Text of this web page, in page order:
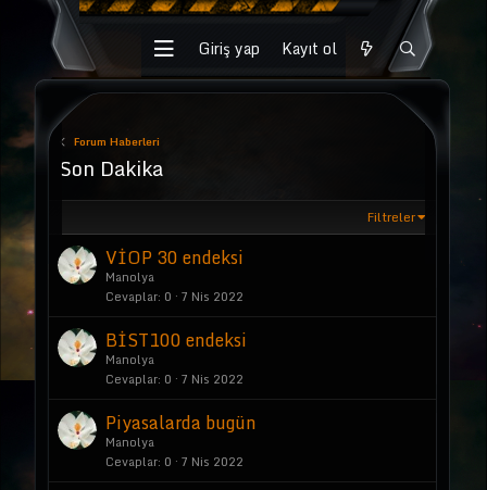
Giriş yap Kayıt ol
Forum Haberleri
Son Dakika
Filtreler
VİOP 30 endeksi
Manolya
Cevaplar 0 7 Nis 2022
BİST100 endeksi
Manolya
Cevaplar 0 7 Nis 2022
Piyasalarda bugün
Manolya
Cevaplar 0 7 Nis 2022